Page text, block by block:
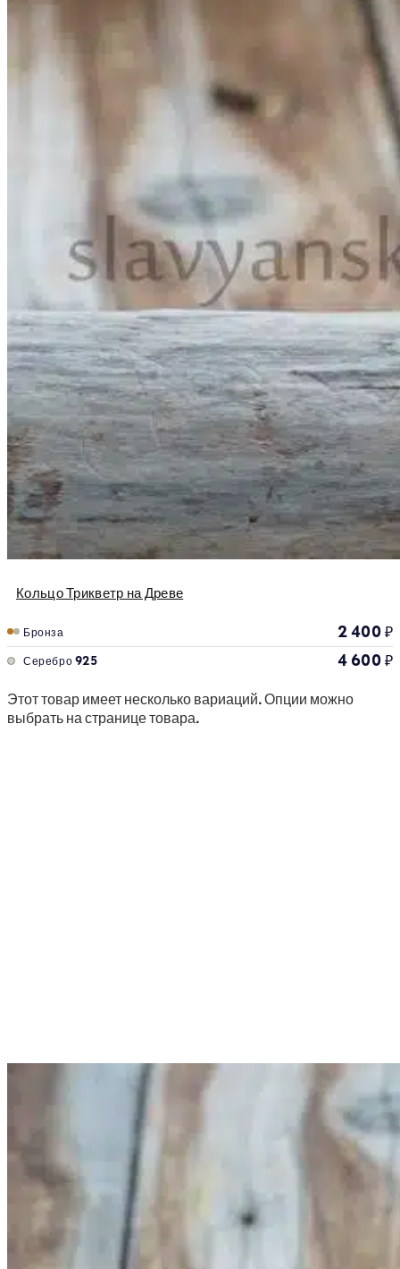
Кольцо Трикветр на Древе
Бронза 2 400₽
Серебро 925 4 600₽
Этот товар имеет несколько вариаций. Опции можно
выбрать на странице товара.